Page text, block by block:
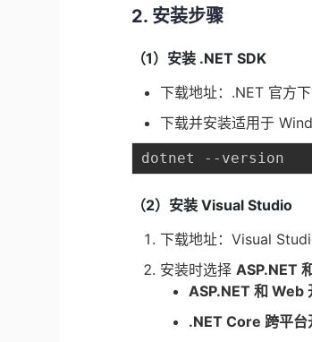
2. 安装步骤
（1）安装 .NET SDK
下载地址： .NET 官方
下载并安装适用于
（2）安装 Visual Studio
下载地址：Visual
安装时选择ASP.NET
ASP.NET 和 Web
.NET Core 跨平台